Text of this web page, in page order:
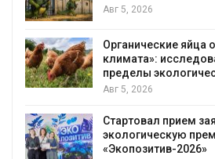
Авг 5, 2026
Органические яйца
климата»:
пределы
Авг 5, 2026
Стартовал прием
экологическую
«Экопозитив-2026»